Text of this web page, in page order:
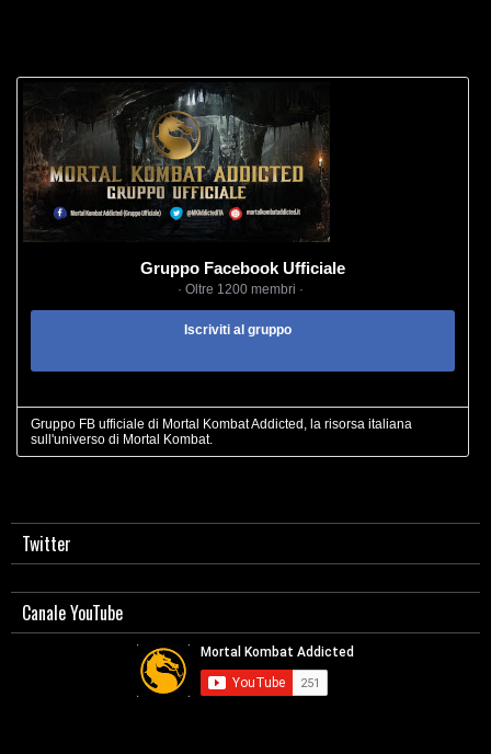
Gruppo Facebook Ufficiale
· Oltre 1200 membri ·
Iscriviti al gruppo
Gruppo FB ufficiale di Mortal Kombat Addicted, la risorsa italiana
sull'universo di Mortal Kombat.
Twitter
Canale YouTube